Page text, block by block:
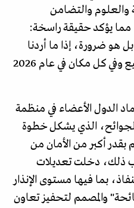
والعلوم والتضامن
مما يؤكد حقيقة راسخة:
هو ضرورة، إذا ما أردنا
حماية الصحة وتعزيزها للجميع وفي كل مكان في عام 2026
الدول الأعضاء في منظمة
الجوائح، الذي يشكل خطوة
أكبر من الأمان من
ذلك، دخلت تعديلات
بما فيها مستوى الإنذار
والمصمم لتحفيز تعاون